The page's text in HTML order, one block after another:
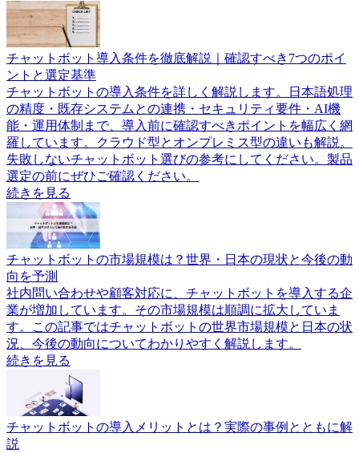
チャットボット導入条件を徹底解説｜確認すべき7つのポイ
ントと選定基準
チャットボットの導入条件を詳しく解説します。日本語処理
の精度・既存システムとの連携・セキュリティ要件・AI機
能・運用体制まで、導入前に確認すべきポイントを幅広く網
羅しています。クラウド型とオンプレミス型の違いも解説。
失敗しないチャットボット選びの参考にしてください。製品
選定の前にぜひご確認ください。
続きを見る
チャットボットの市場規模は？世界・日本の現状と今後の動
向を予測
社内問い合わせや顧客対応に、チャットボットを導入する企
業が増加しています。その市場規模は順調に拡大していま
す。この記事ではチャットボットの世界市場規模と日本の状
況、今後の動向についてわかりやすく解説します。
続きを見る
チャットボットの導入メリットとは？実際の事例とともに解
説